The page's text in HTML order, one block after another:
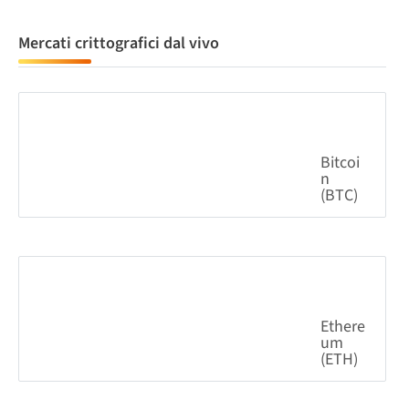
Mercati crittografici dal vivo
Bitcoi
n
(BTC)
$64,888.74 0.93%
Ethere
um
(ETH)